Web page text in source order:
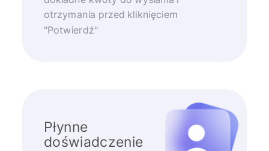
otrzymania przed kliknięciem
"Potwierdź"
Płynne
doświadczenie